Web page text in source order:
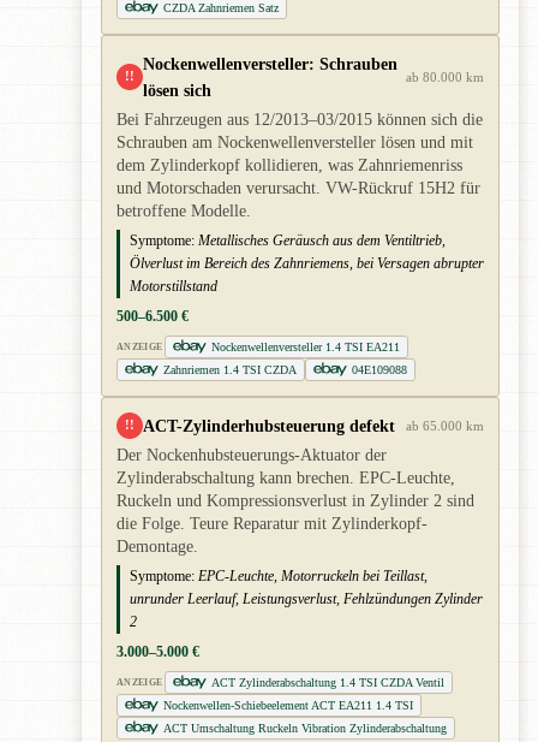
CZDA Zahnriemen Satz
!!
Nockenwellenversteller: Schrauben
lösen sich
ab 80.000 km
Bei Fahrzeugen aus 12/2013–03/2015 können sich die
Schrauben am Nockenwellenversteller lösen und mit
dem Zylinderkopf kollidieren, was Zahnriemenriss
und Motorschaden verursacht. VW-Rückruf 15H2 für
betroffene Modelle.
Symptome: Metallisches Geräusch aus dem Ventiltrieb,
Ölverlust im Bereich des Zahnriemens, bei Versagen abrupter
Motorstillstand
500–6.500 €
ANZEIGE
Nockenwellenversteller 1.4 TSI EA211
Zahnriemen 1.4 TSI CZDA
04E109088
!! ACT-Zylinderhubsteuerung defekt ab 65.000 km
Der Nockenhubsteuerungs-Aktuator der
Zylinderabschaltung kann brechen. EPC-Leuchte,
Ruckeln und Kompressionsverlust in Zylinder 2 sind
die Folge. Teure Reparatur mit Zylinderkopf-
Demontage.
Symptome: EPC-Leuchte, Motorruckeln bei Teillast,
unrunder Leerlauf, Leistungsverlust, Fehlzündungen Zylinder
2
3.000–5.000 €
ANZEIGE
ACT Zylinderabschaltung 1.4 TSI CZDA Ventil
Nockenwellen-Schiebeelement ACT EA211 1.4 TSI
ACT Umschaltung Ruckeln Vibration Zylinderabschaltung